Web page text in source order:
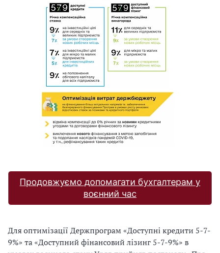
Продовжуємо допомагати бухгалтерам у
воєнний час
Для оптимізації Держпрограм «Доступні кредити 5-7-
9%» та «Доступний фінансовий лізинг 5-7-9%» в